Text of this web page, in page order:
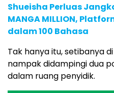
Shueisha Perluas
MANGA MILLION,
dalam 100 Bahasa
Tak hanya itu, setibanya
nampak didampingi dua
dalam ruang penyidik.